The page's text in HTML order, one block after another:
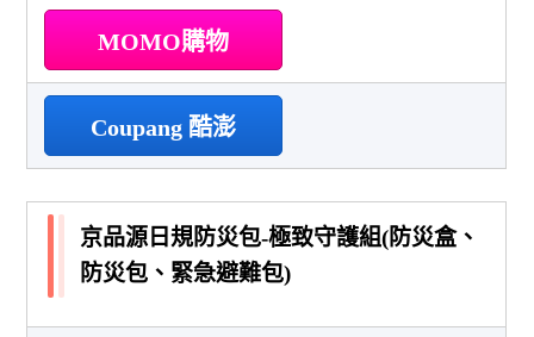
MOMO購物
Coupang 酷澎
京品源日規防災包-極致守護組(防災盒、
防災包、緊急避難包)